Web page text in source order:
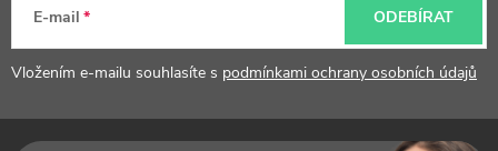
E-mail
Vložením e-mailu souhlasíte s podmínkami ochrany osobních údajů
ODEBÍRAT